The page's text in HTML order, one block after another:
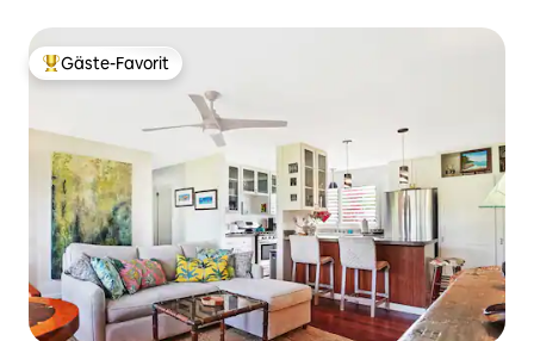
Beliebter Gäste-Favorit.
Gäste-Favorit